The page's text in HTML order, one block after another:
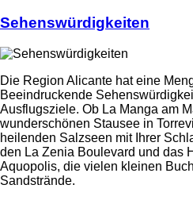
Sehenswürdigkeiten
Die Region Alicante hat eine
Beeindruckende
Ausflugsziele. Ob La Manga am
wunderschönen Stausee in
heilenden Salzseen mit Ihrer
den La Zenia Boulevard und das
Aquopolis, die vielen kleinen
Sandstrände.